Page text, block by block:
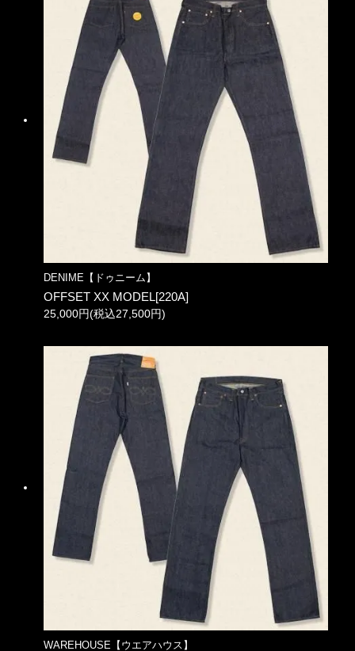
DENIME【ドゥニーム】
OFFSET XX MODEL[220A]
25,000円(税込27,500円)
WAREHOUSE【ウエアハウス】